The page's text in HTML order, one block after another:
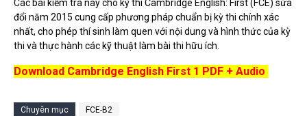
Các bài kiểm tra này cho kỳ thi Cambridge English: First (FCE) sửa
đổi năm 2015 cung cấp phương pháp chuẩn bị kỳ thi chính xác
nhất, cho phép thí sinh làm quen với nội dung và hình thức của kỳ
thi và thực hành các kỹ thuật làm bài thi hữu ích.
Download Cambridge English First 1 PDF + Audio
Chuyên mục FCE-B2